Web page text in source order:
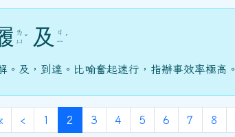
ㄌ
ㄩ ˇ 及
ㄐ
ㄧ ˊ
。及，到達。比喻奮起速行，指辦事效率極高。
第一頁
‹上一頁
1 2 (目前頁次)
3 4 5 6 7 8